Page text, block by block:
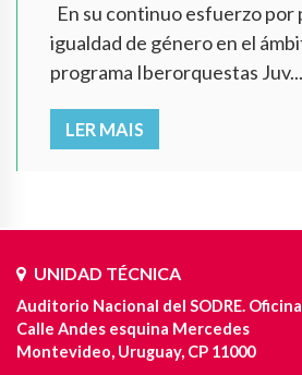
En su continuo esfuerzo por
igualdad de género en el
programa Iberorquestas Juv...
LER MAIS
UNIDAD TÉCNICA
Auditorio Nacional del SODRE.
Calle Andes esquina Mercedes
Montevideo, Uruguay, CP 11000